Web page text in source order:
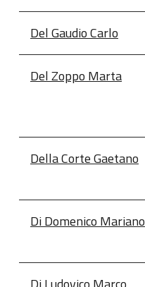
Del Gaudio Carlo
Del Zoppo Marta
Della Corte Gaetano
Di Domenico Mariano